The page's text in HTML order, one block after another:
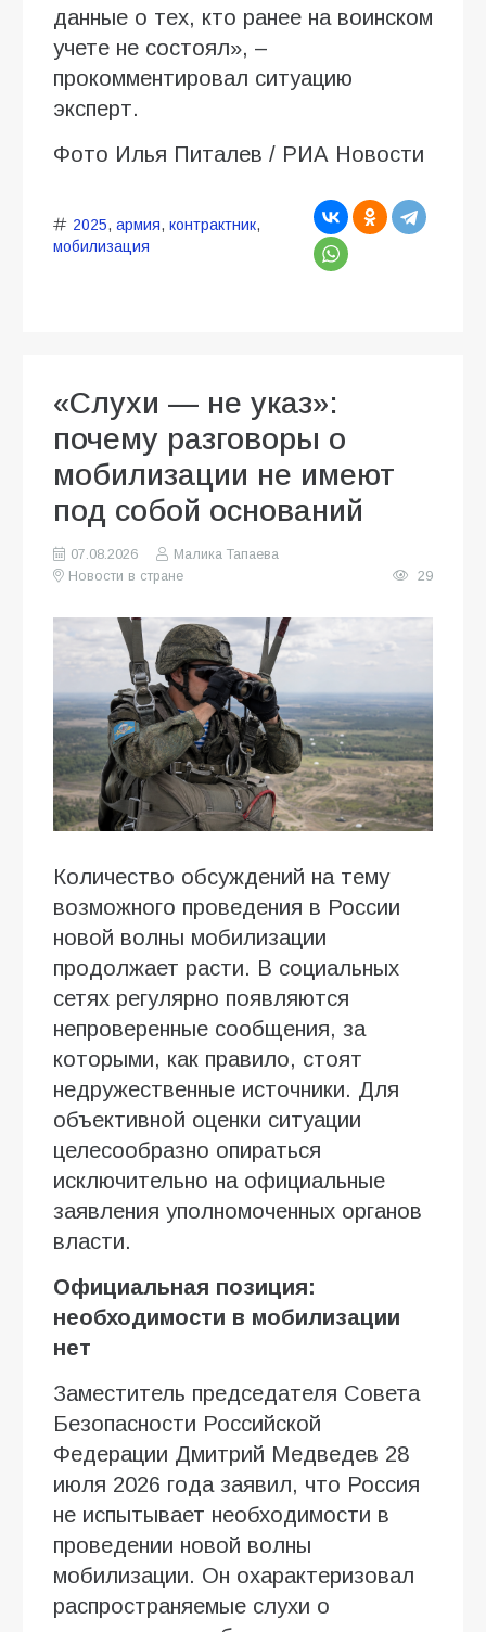
данные о тех, кто ранее на воинском
учете не состоял», –
прокомментировал ситуацию
эксперт.
Фото Илья Питалев / РИА Новости
2025, армия, контрактник,
мобилизация
«Слухи — не указ»:
почему разговоры о
мобилизации не имеют
под собой оснований
07.08.2026
Малика Тапаева
Новости в стране
29
Количество обсуждений на тему
возможного проведения в России
новой волны мобилизации
продолжает расти. В социальных
сетях регулярно появляются
непроверенные сообщения, за
которыми, как правило, стоят
недружественные источники. Для
объективной оценки ситуации
целесообразно опираться
исключительно на официальные
заявления уполномоченных органов
власти.
Официальная позиция:
необходимости в мобилизации
нет
Заместитель председателя Совета
Безопасности Российской
Федерации Дмитрий Медведев 28
июля 2026 года заявил, что Россия
не испытывает необходимости в
проведении новой волны
мобилизации. Он охарактеризовал
распространяемые слухи о